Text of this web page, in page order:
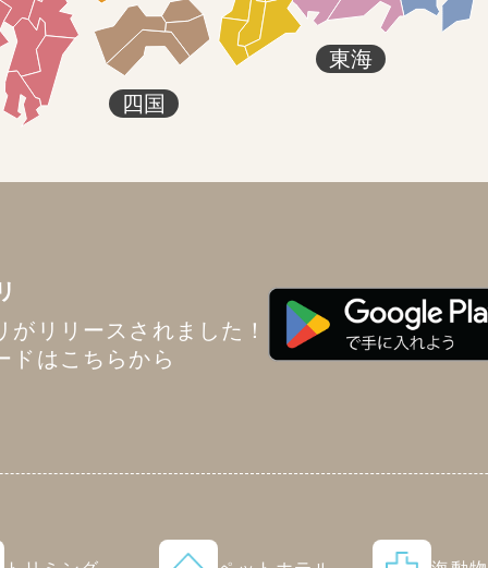
東海
四国
がリリースされました！
ドはこちらから